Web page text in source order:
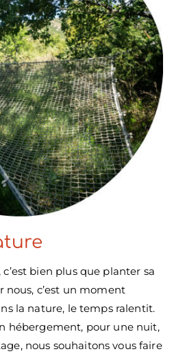
bien plus que planter sa
nous, c’est un moment
la nature, le temps ralentit.
hébergement, pour une nuit,
nous souhaitons vous faire